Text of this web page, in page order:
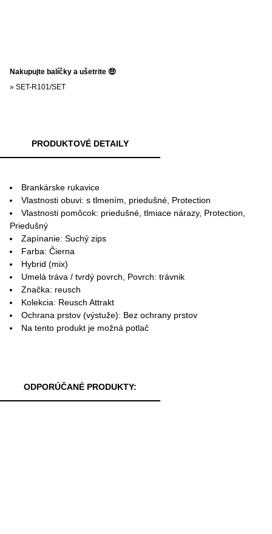
Nakupujte balíčky a ušetrite 🤑
» SET-R101/SET
PRODUKTOVÉ DETAILY
Brankárske rukavice
Vlastnosti obuvi: s tlmením, priedušné, Protection
Vlastnosti pomôcok: priedušné, tlmiace nárazy, Protection,
Priedušný
Zapínanie: Suchý zips
Farba: Čierna
Hybrid (mix)
Umelá tráva / tvrdý povrch, Povrch: trávnik
Značka: reusch
Kolekcia: Reusch Attrakt
Ochrana prstov (výstuže): Bez ochrany prstov
Na tento produkt je možná potlač
ODPORÚČANÉ PRODUKTY: